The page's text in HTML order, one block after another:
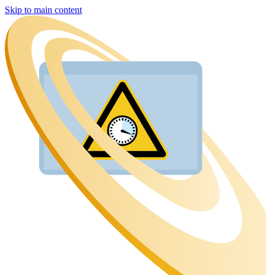
Skip to main content